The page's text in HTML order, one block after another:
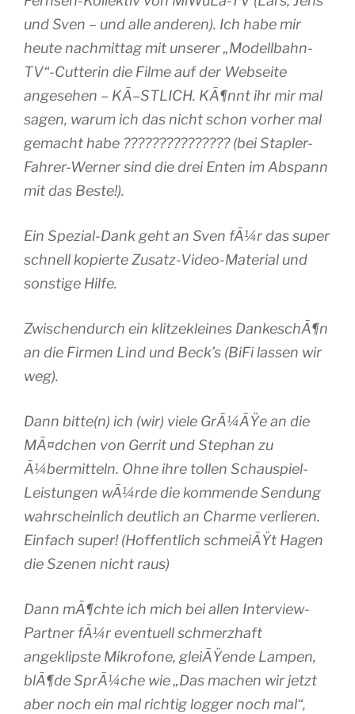
und Sven – und alle anderen). Ich habe mir
heute nachmittag mit unserer „Modellbahn-
TV“-Cutterin die Filme auf der Webseite
angesehen – KÃ–STLICH. KÃ¶nnt ihr mir mal
sagen, warum ich das nicht schon vorher mal
gemacht habe ??????????????? (bei Stapler-
Fahrer-Werner sind die drei Enten im Abspann
mit das Beste!).
Ein Spezial-Dank geht an Sven fÃ¼r das super
schnell kopierte Zusatz-Video-Material und
sonstige Hilfe.
Zwischendurch ein klitzekleines DankeschÃ¶n
an die Firmen Lind und Beck’s (BiFi lassen wir
weg).
Dann bitte(n) ich (wir) viele GrÃ¼ÃŸe an die
MÃ¤dchen von Gerrit und Stephan zu
Ã¼bermitteln. Ohne ihre tollen Schauspiel-
Leistungen wÃ¼rde die kommende Sendung
wahrscheinlich deutlich an Charme verlieren.
Einfach super! (Hoffentlich schmeiÃŸt Hagen
die Szenen nicht raus)
Dann mÃ¶chte ich mich bei allen Interview-
Partner fÃ¼r eventuell schmerzhaft
angeklipste Mikrofone, gleiÃŸende Lampen,
blÃ¶de SprÃ¼che wie „Das machen wir jetzt
aber noch ein mal richtig logger noch mal“,